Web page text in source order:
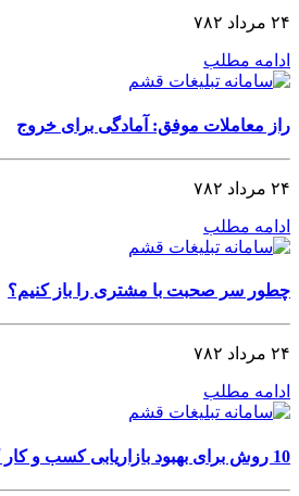
۲۴ مرداد ۷۸۲
ادامه مطلب
راز معاملات موفق: آمادگی برای خروج
۲۴ مرداد ۷۸۲
ادامه مطلب
چطور سر صحبت با مشتری را باز کنیم؟
۲۴ مرداد ۷۸۲
ادامه مطلب
10 روش برای بهبود بازاریابی کسب و کار کوچک شما